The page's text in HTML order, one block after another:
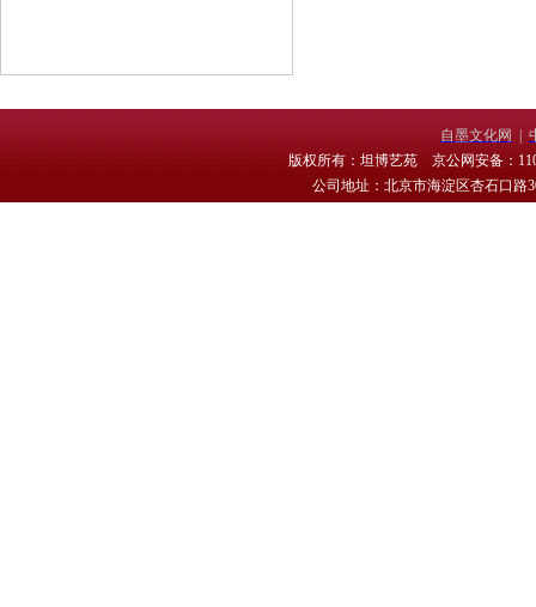
自墨文化网
版权所有：坦博艺苑 京公网安备：
公司地址：北京市海淀区杏石口路